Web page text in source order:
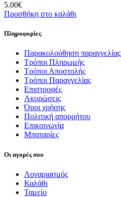
5.00€
Προσθήκη στο καλάθι
Πληροφορίες
Παρακολούθηση παραγγελίας
Τρόποι Πληρωμής
Τρόποι Αποστολής
Τρόποι Παραγγελίας
Επιστροφές
Ακυρώσεις
Όροι χρήσης
Πολιτική απορρήτου
Επικοινωνία
Μπαταρίες
Οι αγορές σου
Λογαριασμός
Καλάθι
Ταμείο